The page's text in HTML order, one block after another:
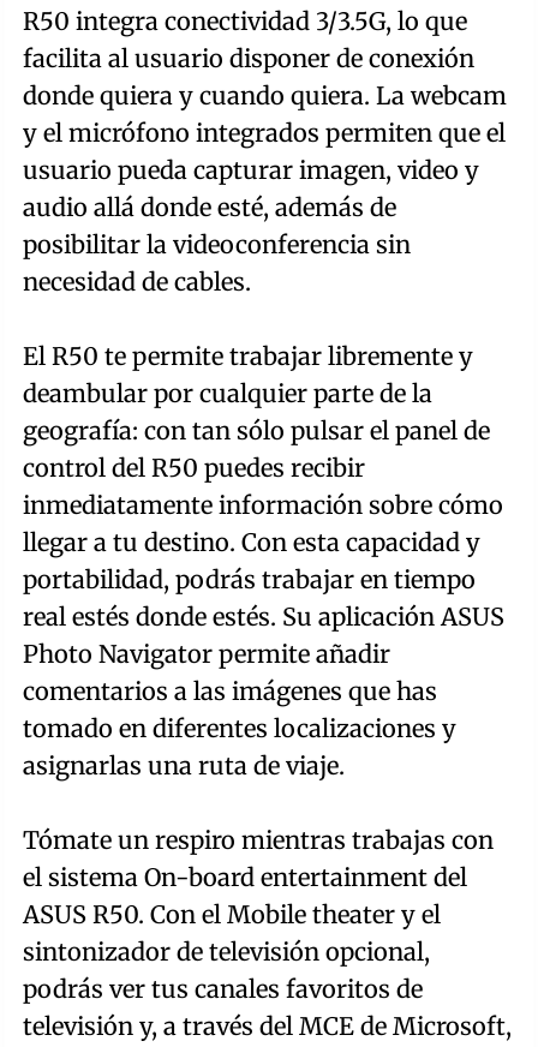
R50 integra conectividad 3/3.5G, lo que
facilita al usuario disponer de conexión
donde quiera y cuando quiera. La webcam
y el micrófono integrados permiten que el
usuario pueda capturar imagen, video y
audio allá donde esté, además de
posibilitar la videoconferencia sin
necesidad de cables.
El R50 te permite trabajar libremente y
deambular por cualquier parte de la
geografía: con tan sólo pulsar el panel de
control del R50 puedes recibir
inmediatamente información sobre cómo
llegar a tu destino. Con esta capacidad y
portabilidad, podrás trabajar en tiempo
real estés donde estés. Su aplicación ASUS
Photo Navigator permite añadir
comentarios a las imágenes que has
tomado en diferentes localizaciones y
asignarlas una ruta de viaje.
Tómate un respiro mientras trabajas con
el sistema On-board entertainment del
ASUS R50. Con el Mobile theater y el
sintonizador de televisión opcional,
podrás ver tus canales favoritos de
televisión y, a través del MCE de Microsoft,